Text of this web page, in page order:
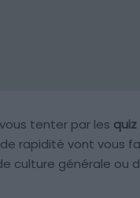
tenter par les quiz
rapidité vont vous
culture générale ou